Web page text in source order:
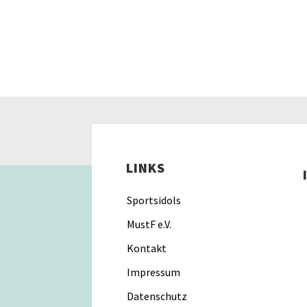
LINKS
Sportsidols
MustF e.V.
Kontakt
Impressum
Datenschutz